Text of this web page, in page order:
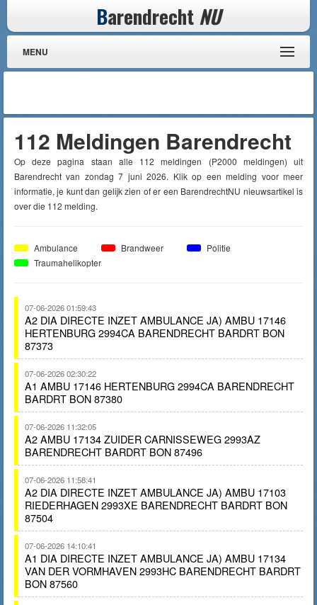
Barendrecht NU
MENU
112 Meldingen Barendrecht
Op deze pagina staan alle 112 meldingen (P2000 meldingen) uit
Barendrecht van zondag 7 juni 2026. Klik op een melding voor meer
informatie, je kunt dan gelijk zien of er een BarendrechtNU nieuwsartikel is
over die 112 melding.
Ambulance Brandweer
Politie
Traumahelikopter
07-06-2026 01:59:43
A2 DIA DIRECTE INZET AMBULANCE JA) AMBU 17146
HERTENBURG 2994CA BARENDRECHT BARDRT BON
87373
07-06-2026 02:30:22
A1 AMBU 17146 HERTENBURG 2994CA BARENDRECHT
BARDRT BON 87380
07-06-2026 11:32:05
A2 AMBU 17134 ZUIDER CARNISSEWEG 2993AZ
BARENDRECHT BARDRT BON 87496
07-06-2026 11:58:41
A2 DIA DIRECTE INZET AMBULANCE JA) AMBU 17103
RIEDERHAGEN 2993XE BARENDRECHT BARDRT BON
87504
07-06-2026 14:10:41
A1 DIA DIRECTE INZET AMBULANCE JA) AMBU 17134
VAN DER VORMHAVEN 2993HC BARENDRECHT BARDRT
BON 87560